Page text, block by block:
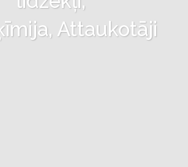
Attaukotāji